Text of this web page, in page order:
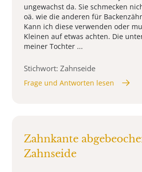
ungewachst da. Sie schmecken
oä. wie die anderen für
Kann ich diese verwenden oder
Kleinen auf etwas achten. Die
meiner Tochter ...
Stichwort: Zahnseide
Frage und Antworten lesen
Zahnkante
Zahnseide